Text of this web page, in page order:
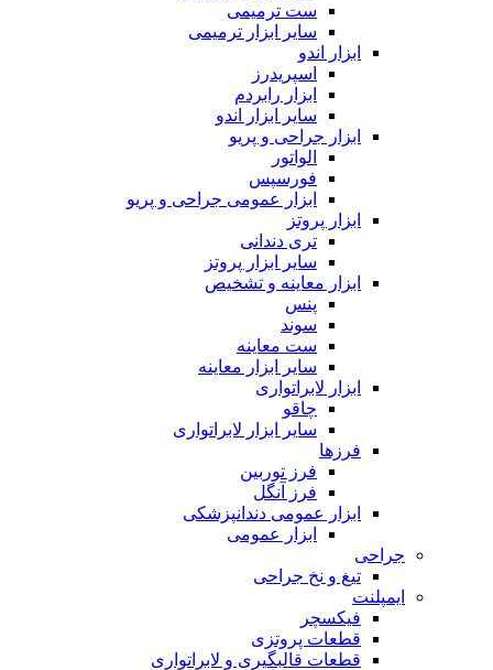
ست ترمیمی
سایر ابزار ترمیمی
ابزار اندو
اسپریدرز
ابزار رابردم
سایر ابزار اندو
ابزار جراحی و پریو
الواتور
فورسپس
ابزار عمومی جراحی و پریو
ابزار پروتز
تری دندانی
سایر ابزار پروتز
ابزار معاینه و تشخیص
پنس
سوند
ست معاینه
سایر ابزار معاینه
ابزار لابراتواری
چاقو
سایر ابزار لابراتواری
فرزها
فرز توربین
فرز آنگل
ابزار عمومی دندانپزشکی
ابزار عمومی
جراحی
تیغ و نخ جراحی
ایمپلنت
فیکسچر
قطعات پروتزی
قطعات قالبگیری و لابراتواری